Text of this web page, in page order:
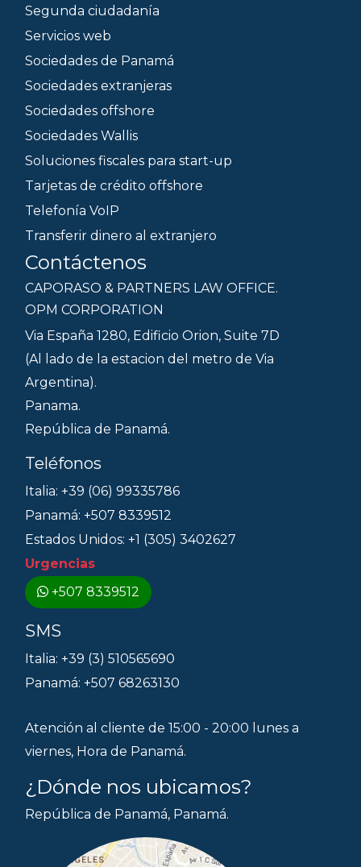
Segunda ciudadanía
Servicios web
Sociedades de Panamá
Sociedades extranjeras
Sociedades offshore
Sociedades Wallis
Soluciones fiscales para start-up
Tarjetas de crédito offshore
Telefonía VoIP
Transferir dinero al extranjero
Contáctenos
CAPORASO & PARTNERS LAW OFFICE.
OPM CORPORATION
Via España 1280, Edificio Orion, Suite 7D
(Al lado de la estacion del metro de Via
Argentina).
Panama.
República de Panamá.
Teléfonos
Italia: +39 (06) 99335786
Panamá: +507 8339512
Estados Unidos: +1 (305) 3402627
Urgencias
+507 8339512
SMS
Italia: +39 (3) 510565690
Panamá: +507 68263130
Atención al cliente de 15:00 - 20:00 lunes a
viernes, Hora de Panamá.
¿Dónde nos ubicamos?
República de Panamá, Panamá.